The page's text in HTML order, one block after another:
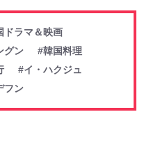
ドラマ＆映画
グン
#韓国料理
#イ・ハクジュ
フン